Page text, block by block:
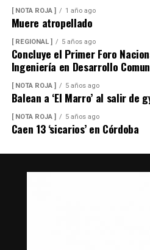
[ NOTA ROJA ] 1 año ago
Muere atropellado
[ REGIONAL ] 5 años ago
Concluye el Primer Foro
Ingeniería en Desarrollo
[ NOTA ROJA ] 5 años ago
Balean a ‘El Marro’ al salir de
[ NOTA ROJA ] 5 años ago
Caen 13 ‘sicarios’ en Córdoba